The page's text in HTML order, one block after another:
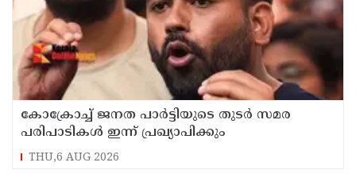
കോക്രോച്ച് ജനത പാര്‍ട്ടിയുടെ തുടര്‍ സമര
പരിപാടികള്‍ ഇന്ന് പ്രഖ്യാപിക്കും
THU,6 AUG 2026